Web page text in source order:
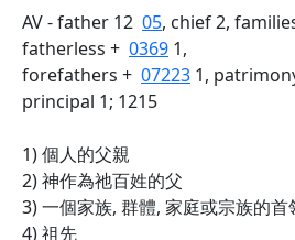
AV - father 12 05, chief 2,
fatherless + 0369 1,
forefathers + 07223 1,
principal 1; 1215
1) 個人的父親
2) 神作為祂百姓的父
3) 一個家族, 群體, 家庭或宗族的首
4) 祖先